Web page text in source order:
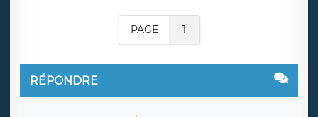
PAGE 1
RÉPONDRE